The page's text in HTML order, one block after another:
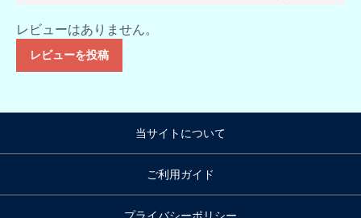
レビューはありません。
レビューを投稿
当サイトについて
ご利用ガイド